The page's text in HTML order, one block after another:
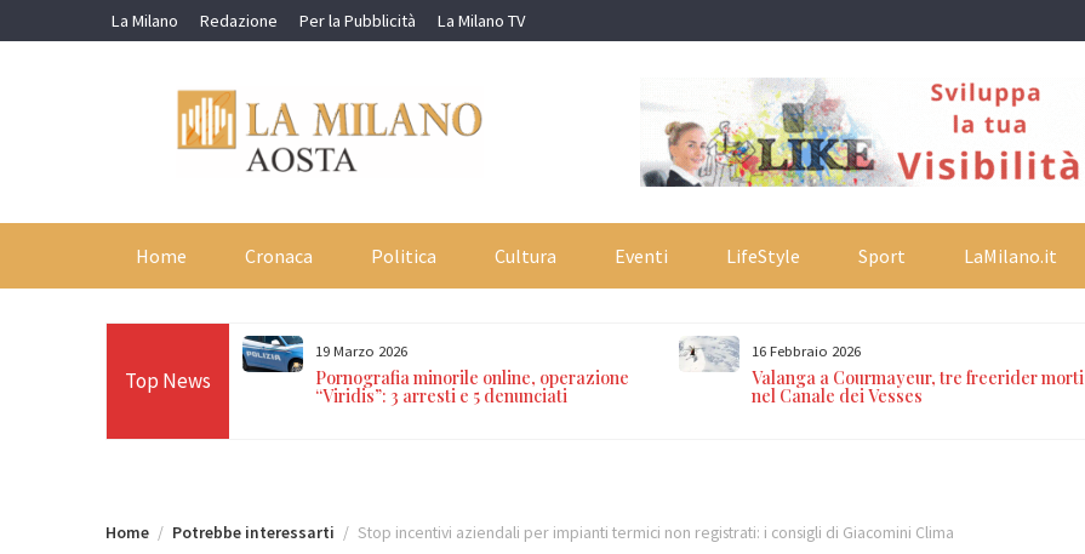
to
La Milano Redazione Per la Pubblicità La Milano TV
Home Cronaca Politica Cultura Eventi LifeStyle Sport LaMilano.it
Top News
in 24 ore sulle Alpi:
Paradiso, Cervino e
19 Marzo 2026
Pornografia minorile online, operazione
“Viridis”: 3 arresti e 5 denunciati
16 Febbraio 2026
Valanga a Courmayeur, tre freerider morti
nel Canale dei Vesses
Home Potrebbe interessarti Stop incentivi aziendali per impianti termici non registrati: i consigli di Giacomini Clima